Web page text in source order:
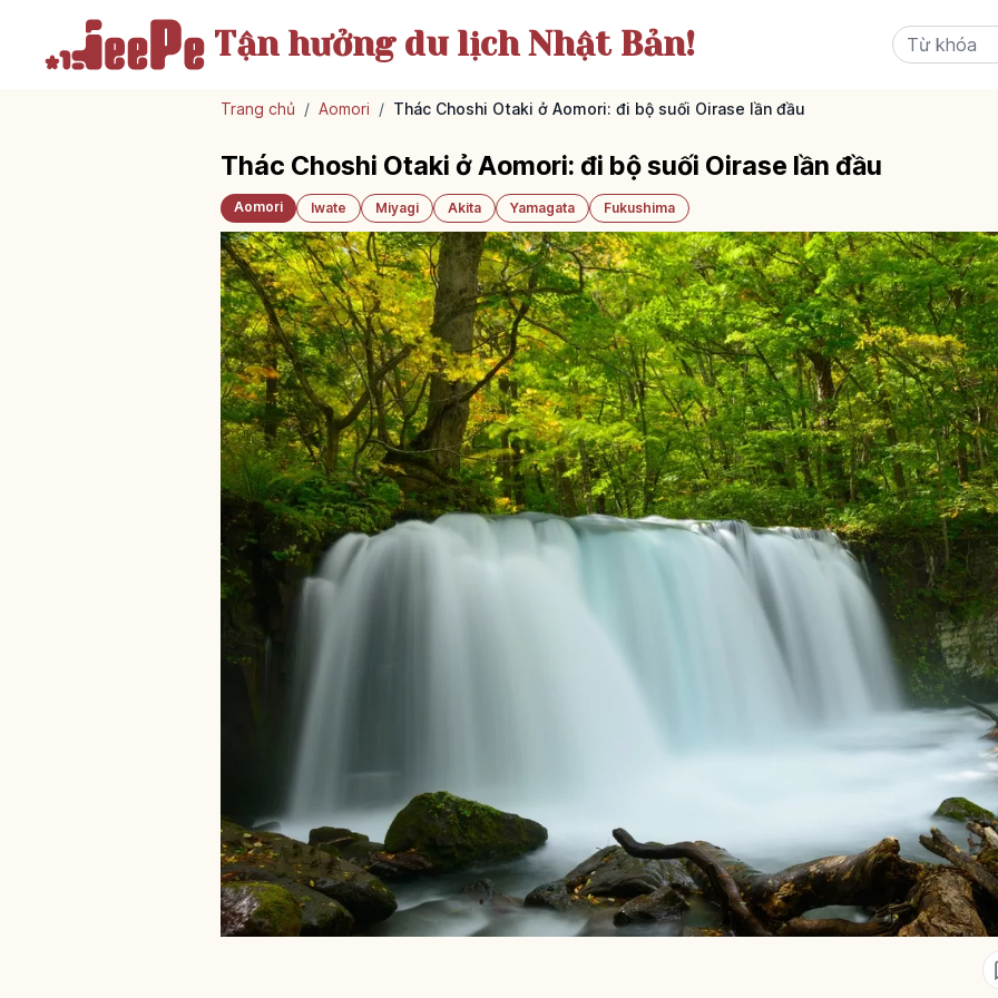
Tận hưởngdu lịch Nhật Bản!
Trang chủ / Aomori / Thác Choshi Otaki ở Aomori: đi bộ suối Oirase lần đầu
Thác Choshi Otaki ở Aomori: đi bộ suối Oirase lần đầu
Aomori Iwate Miyagi Akita Yamagata Fukushima